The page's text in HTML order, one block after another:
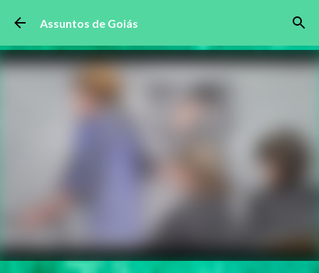
Pular para o conteúdo principal
Assuntos de Goiás